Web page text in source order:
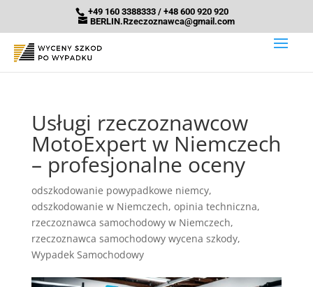
+49 160 3388333 / +48 600 920 920
BERLIN.Rzeczoznawca@gmail.com
Usługi rzeczoznawcow
MotoExpert w Niemczech
– profesjonalne oceny
odszkodowanie powypadkowe niemcy,
odszkodowanie w Niemczech, opinia techniczna,
rzeczoznawca samochodowy w Niemczech,
rzeczoznawca samochodowy wycena szkody,
Wypadek Samochodowy